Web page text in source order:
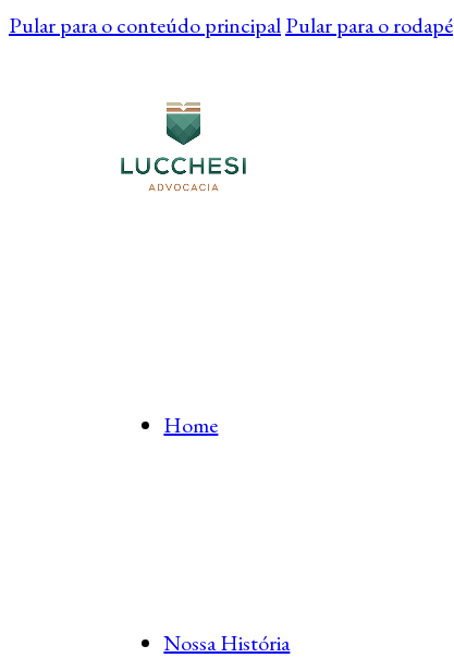
Pular para o conteúdo principalPular para o rodapé
Home
Nossa História